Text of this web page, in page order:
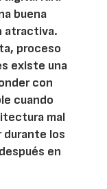
buena
atractiva.
proceso
existe una
con
cuando
mal
durante los
en